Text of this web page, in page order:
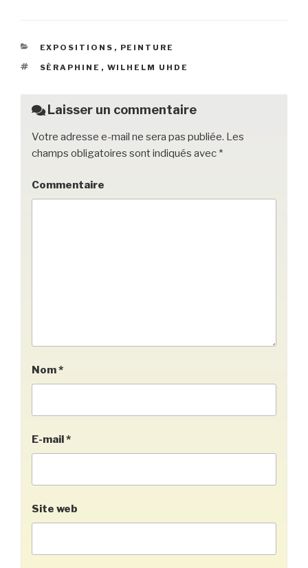
e
b
o
k
er
k
et
g
er
CATÉGORIES
EXPOSITIONS , PEINTURE
ÉTIQUETTES
SÉRAPHINE , WILHELM UHDE
Laisser un commentaire
Votre adresse e-mail ne sera pas publiée. Les
champs obligatoires sont indiqués avec *
Commentaire
Nom*
E-mail *
Site web